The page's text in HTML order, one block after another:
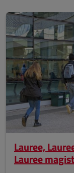
Lauree,
Lauree